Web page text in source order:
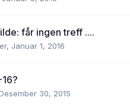
får ingen treff ....
, Januar 1, 2016
30, 2015